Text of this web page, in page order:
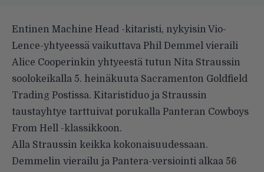
Entinen Machine Head -kitaristi, nykyisin Vio-
Lence-yhtyeessä vaikuttava Phil Demmel vieraili
Alice Cooperinkin yhtyeestä tutun Nita Straussin
soolokeikalla 5. heinäkuuta Sacramenton Goldfield
Trading Postissa. Kitaristiduo ja Straussin
taustayhtye tarttuivat porukalla Panteran Cowboys
From Hell -klassikkoon.
Alla Straussin keikka kokonaisuudessaan.
Demmelin vierailu ja Pantera-versiointi alkaa 56